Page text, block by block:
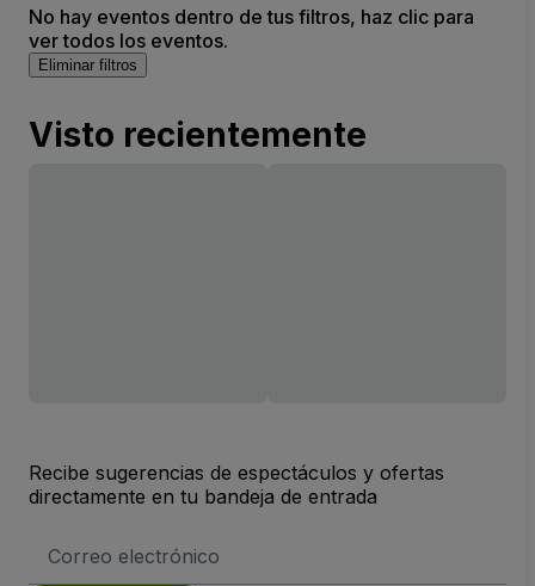
No hay eventos dentro de tus filtros, haz clic para
ver todos los eventos.
Eliminar filtros
Visto recientemente
Recibe sugerencias de espectáculos y ofertas
directamente en tu bandeja de entrada
de